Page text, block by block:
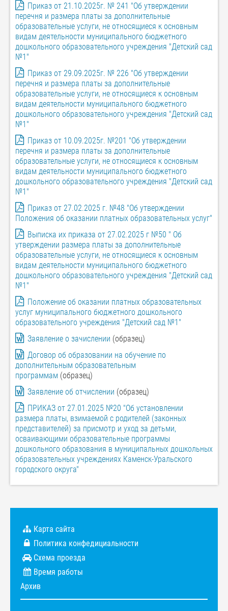
Приказ от 21.10.2025г. № 241 "Об утверждении
перечня и размера платы за дополнительные
образовательные услуги, не относящиеся к основным
видам деятельности муниципального бюджетного
дошкольного образовательного учреждения "Детский сад
№1"
Приказ от 29.09.2025г. № 226 "Об утверждении
перечня и размера платы за дополнительные
образовательные услуги, не относящиеся к основным
видам деятельности муниципального бюджетного
дошкольного образовательного учреждения "Детский сад
№1"
Приказ от 10.09.2025г. №201 "Об утверждении
перечня и размера платы за дополнительные
образовательные услуги, не относящиеся к основным
видам деятельности муниципального бюджетного
дошкольного образовательного учреждения "Детский сад
№1"
Приказ от 27.02.2025 г. №48 "Об утверждении
Положения об оказании платных образовательных услуг"
Выписка их приказа от 27.02.2025 г №50 " Об
утверждении размера платы за дополнительные
образовательные услуги, не относящиеся к основным
видам деятельности муниципального бюджетного
дошкольного образовательного учреждения "Детский сад
№1"
Положение об оказании платных образовательных
услуг муниципального бюджетного дошкольного
образовательного учреждения "Детский сад №1"
Заявление о зачислении (образец)
Договор об образовании на обучение по
дополнительным образовательным
программам (образец)
Заявление об отчислении (образец)
ПРИКАЗ от 27.01.2025 №20 "Об установлении
размера платы, взимаемой с родителей (законных
представителей) за присмотр и уход за детьми,
осваивающими образовательные программы
дошкольного образования в муниципальных дошкольных
образовательных учреждениях Каменск-Уральского
городского округа"
Карта сайта
Политика конфедициальности
Схема проезда
Время работы
Архив